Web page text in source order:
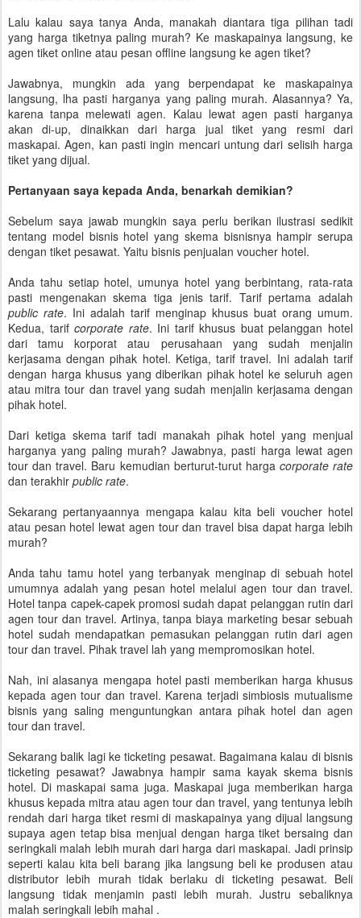
Lalu kalau saya tanya Anda, manakah diantara tiga pilihan tadi
yang harga tiketnya paling murah? Ke maskapainya langsung, ke
agen tiket online atau pesan offline langsung ke agen tiket?
Jawabnya, mungkin ada yang berpendapat ke maskapainya
langsung, lha pasti harganya yang paling murah. Alasannya? Ya,
karena tanpa melewati agen. Kalau lewat agen pasti harganya
akan di-up, dinaikkan dari harga jual tiket yang resmi dari
maskapai. Agen, kan pasti ingin mencari untung dari selisih harga
tiket yang dijual.
Pertanyaan saya kepada Anda, benarkah demikian?
Sebelum saya jawab mungkin saya perlu berikan ilustrasi sedikit
tentang model bisnis hotel yang skema bisnisnya hampir serupa
dengan tiket pesawat. Yaitu bisnis penjualan voucher hotel.
Anda tahu setiap hotel, umunya hotel yang berbintang, rata-rata
pasti mengenakan skema tiga jenis tarif. Tarif pertama adalah
public rate. Ini adalah tarif menginap khusus buat orang umum.
Kedua, tarifcorporate rate. Ini tarif khusus buat pelanggan hotel
dari tamu korporat atau perusahaan yang sudah menjalin
kerjasama dengan pihak hotel. Ketiga, tarif travel. Ini adalah tarif
dengan harga khusus yang diberikan pihak hotel ke seluruh agen
atau mitra tour dan travel yang sudah menjalin kerjasama dengan
pihak hotel.
Dari ketiga skema tarif tadi manakah pihak hotel yang menjual
harganya yang paling murah? Jawabnya, pasti harga lewat agen
tour dan travel. Baru kemudian berturut-turut harga corporate rate
dan terakhir public rate.
Sekarang pertanyaannya mengapa kalau kita beli voucher hotel
atau pesan hotel lewat agen tour dan travel bisa dapat harga lebih
murah?
Anda tahu tamu hotel yang terbanyak menginap di sebuah hotel
umumnya adalah yang pesan hotel melalui agen tour dan travel.
Hotel tanpa capek-capek promosi sudah dapat pelanggan rutin dari
agen tour dan travel. Artinya, tanpa biaya marketing besar sebuah
hotel sudah mendapatkan pemasukan pelanggan rutin dari agen
tour dan travel. Pihak travel lah yang mempromosikan hotel.
Nah, ini alasanya mengapa hotel pasti memberikan harga khusus
kepada agen tour dan travel. Karena terjadi simbiosis mutualisme
bisnis yang saling menguntungkan antara pihak hotel dan agen
tour dan travel.
Sekarang balik lagi ke ticketing pesawat. Bagaimana kalau di bisnis
ticketing pesawat? Jawabnya hampir sama kayak skema bisnis
hotel. Di maskapai sama juga. Maskapai juga memberikan harga
khusus kepada mitra atau agen tour dan travel, yang tentunya lebih
rendah dari harga tiket resmi di maskapainya yang dijual langsung
supaya agen tetap bisa menjual dengan harga tiket bersaing dan
seringkali malah lebih murah dari harga dari maskapai. Jadi prinsip
seperti kalau kita beli barang jika langsung beli ke produsen atau
distributor lebih murah tidak berlaku di ticketing pesawat. Beli
langsung tidak menjamin pasti lebih murah. Justru sebaliknya
malah seringkali lebih mahal .